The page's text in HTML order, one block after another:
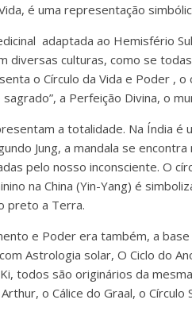
é uma representação
adaptada ao Hemisfério
diversas culturas, como se
o Círculo da Vida e Poder ,
a Perfeição Divina, o
a totalidade. Na Índia é
Jung, a mandala se
pelo nosso inconsciente. O
na China (Yin-Yang) é
preto a Terra.
e Poder era também, a
Astrologia solar, O Ciclo do
todos são originários da
o Cálice do Graal, o Círculo